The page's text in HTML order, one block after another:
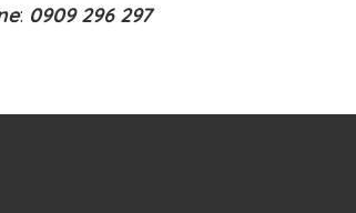
: 0909 296 297